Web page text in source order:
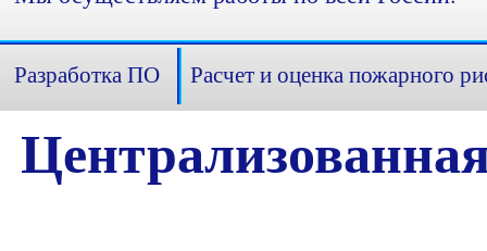
Разработка ПО Расчет и оценка пожарного